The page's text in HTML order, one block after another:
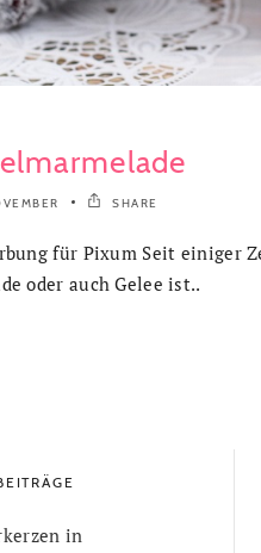
SHARE
für Pixum Seit einiger
oder auch Gelee ist..
in